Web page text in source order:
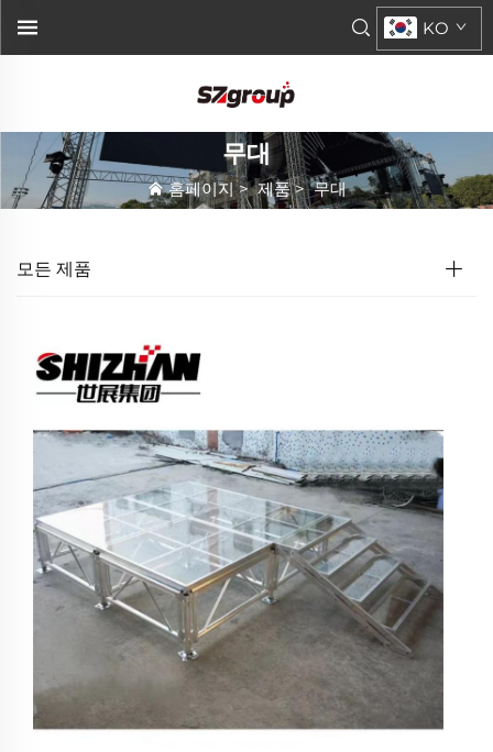
KO
무대
홈페이지>제품>무대
모든 제품